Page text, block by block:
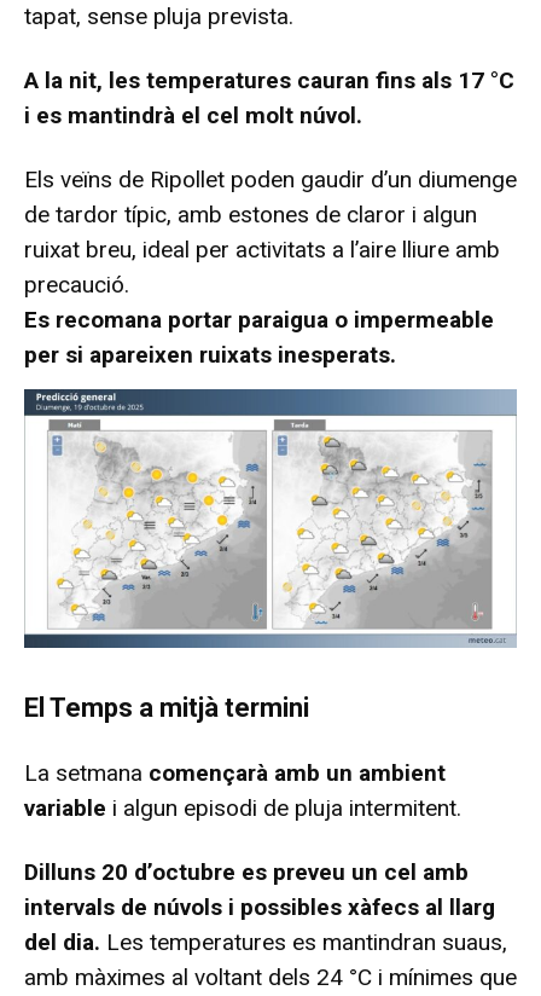
tapat, sense pluja prevista.
A la nit, les temperatures cauran fins als 17 °C
i es mantindrà el cel molt núvol.
Els veïns de Ripollet poden gaudir d’un diumenge
de tardor típic, amb estones de claror i algun
ruixat breu, ideal per activitats a l’aire lliure amb
precaució.
Es recomana portar paraigua o impermeable
per si apareixen ruixats inesperats.
El Temps a mitjà termini
La setmana començarà amb un ambient
variable i algun episodi de pluja intermitent.
Dilluns 20 d’octubre es preveu un cel amb
intervals de núvols i possibles xàfecs al llarg
del dia. Les temperatures es mantindran suaus,
amb màximes al voltant dels 24 °C i mínimes que